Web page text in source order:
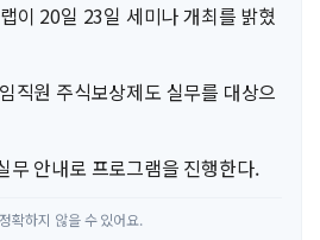
이 20일 23일 세미나 개최를 밝혔
직원 주식보상제도 실무를 대상으
무 안내로 프로그램을 진행한다.
확하지 않을 수 있어요.